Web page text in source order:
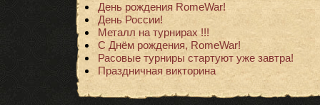
День рождения RomeWar!
День России!
Металл на турнирах !!!
С Днём рождения, RomeWar!
Расовые турниры стартуют уже завтра!
Праздничная викторина